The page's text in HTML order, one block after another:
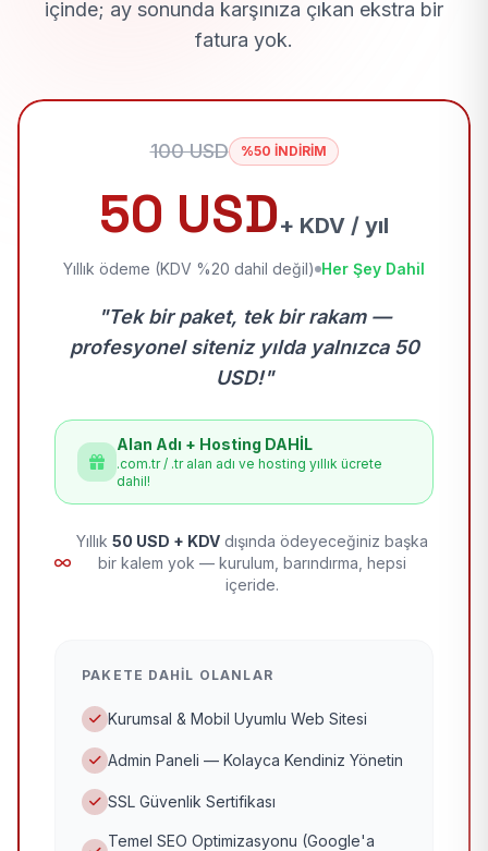
içinde; ay sonunda karşınıza çıkan ekstra bir
fatura yok.
100 USD %50 İNDİRİM
50 USD+ KDV / yıl
Yıllık ödeme (KDV %20 dahil değil) Her Şey Dahil
"Tek bir paket, tek bir rakam —
profesyonel siteniz yılda yalnızca 50
USD!"
Alan Adı + Hosting DAHİL
.com.tr / .tr alan adı ve hosting yıllık ücrete
dahil!
Yıllık 50 USD + KDV dışında ödeyeceğiniz başka
bir kalem yok — kurulum, barındırma, hepsi
içeride.
PAKETE DAHIL OLANLAR
Kurumsal & Mobil Uyumlu Web Sitesi
Admin Paneli — Kolayca Kendiniz Yönetin
SSL Güvenlik Sertifikası
Temel SEO Optimizasyonu (Google'a